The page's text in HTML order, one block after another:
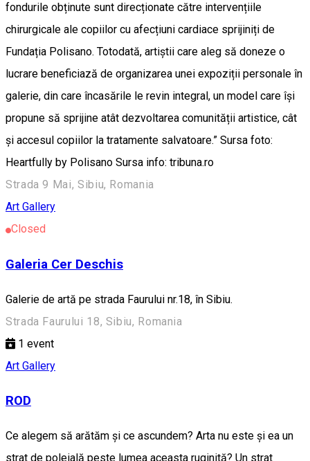
fondurile obținute sunt direcționate către intervențiile
chirurgicale ale copiilor cu afecțiuni cardiace sprijiniți de
Fundația Polisano. Totodată, artiștii care aleg să doneze o
lucrare beneficiază de organizarea unei expoziții personale în
galerie, din care încasările le revin integral, un model care își
propune să sprijine atât dezvoltarea comunității artistice, cât
și accesul copiilor la tratamente salvatoare.” Sursa foto:
Heartfully by Polisano Sursa info: tribuna.ro
Strada 9 Mai, Sibiu, Romania
Art Gallery
Closed
Galeria Cer Deschis
Galerie de artă pe strada Faurului nr.18, în Sibiu.
Strada Faurului 18, Sibiu, Romania
1 event
Art Gallery
ROD
Ce alegem să arătăm și ce ascundem? Arta nu este și ea un
strat de poleială peste lumea aceasta ruginită? Un strat